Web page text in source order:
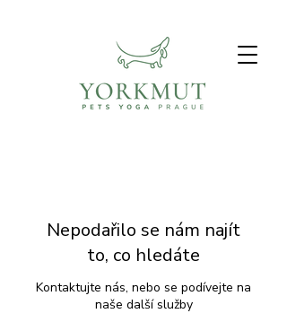
Nepodařilo se nám najít
to, co hledáte
Kontaktujte nás, nebo se podívejte na
naše další služby